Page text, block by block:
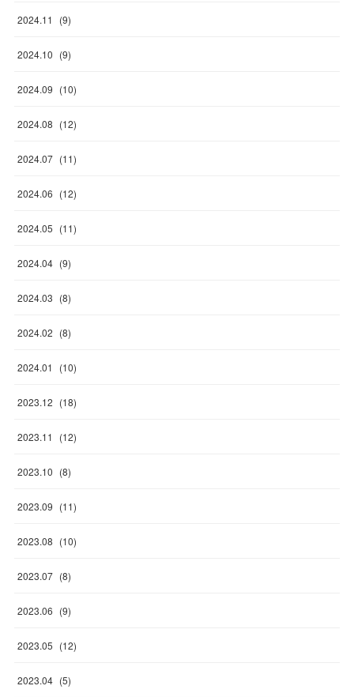
2024.11 (9)
2024.10 (9)
2024.09 (10)
2024.08 (12)
2024.07 (11)
2024.06 (12)
2024.05 (11)
2024.04 (9)
2024.03 (8)
2024.02 (8)
2024.01 (10)
2023.12 (18)
2023.11 (12)
2023.10 (8)
2023.09 (11)
2023.08 (10)
2023.07 (8)
2023.06 (9)
2023.05 (12)
2023.04 (5)